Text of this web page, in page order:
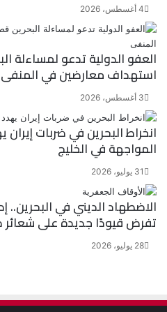
4 أغسطس، 2026
العفو الدولية تدعو لمساءلة
استهداف معارضين في المنفى
3 أغسطس، 2026
انخراط البحرين في ضربات
المواجهة في الخليج
31 يوليو، 2026
الاضطهاد الديني في البحرين..
تفرض قيودًا جديدة على شعائر
28 يوليو، 2026